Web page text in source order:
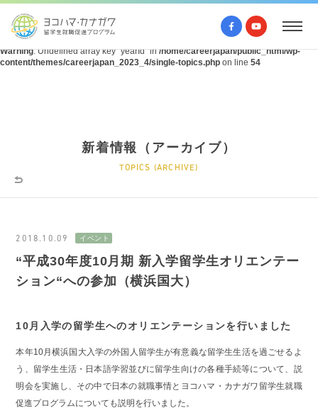
Warning: Undefined array key "query" in
/home/careerjapan/public_html/wp-
content/themes/careerjapan_2023_4/single-topics.php on line 53
Warning: Undefined array key "yearId" in/home/careerjapan/public_html/wp-
content/themes/careerjapan_2023_4/single-topics.php on line 54
新着情報（アーカイブ）
TOPICS (ARCHIVE)
2018.10.09
“平成30年度10月期 新入学留学生オリエンテー
ション“への参加（横浜国大）
10月入学の留学生へのオリエンテーションを行いました
本年10月横浜国大入学の外国人留学生が有意義な留学生生活を過ごせるよ
う、留学生生活・日本語学習並びに留学生向けの各種手続等について、説
明会を実施し、その中で日本の就職事情とヨコハマ・カナガワ留学生就職
促進プログラムについても説明を行いました。